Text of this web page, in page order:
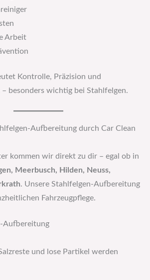
Arbeit
Kontrolle, Präzision und
– besonders wichtig bei Stahlfelgen.
Aufbereitung durch Car Clean
kommen wir direkt zu dir – egal ob in
Meerbusch, Hilden, Neuss,
. Unsere Stahlfelgen-Aufbereitung
Fahrzeugpflege.
und lose Partikel werden